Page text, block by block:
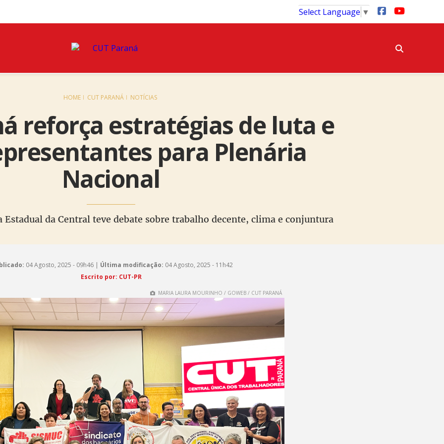
Select Language ▼
HOME CUT PARANÁ NOTÍCIAS
reforça estratégias de luta e
para Plenária
Nacional
Estadual da Central teve debate sobre trabalho decente, clima e conjuntura
04 Agosto, 2025 - 09h46 | Última modificação: 04 Agosto, 2025 - 11h42
Escrito por: CUT-PR
MARIA LAURA MOURINHO / GOWEB / CUT PARANÁ